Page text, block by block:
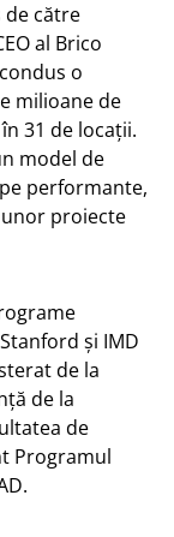
către
al Brico
o
milioane de
31 de locații.
model de
performante,
proiecte
și IMD
de la
de la
de
Programul